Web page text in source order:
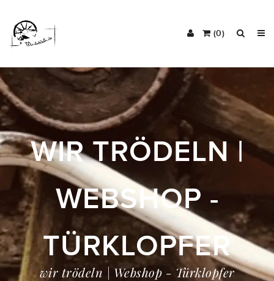
(0)
WIR TRÖDELN |
WEBSHOP -
TÜRKLOPFER
wir trödeln | Webshop - Türklopfer